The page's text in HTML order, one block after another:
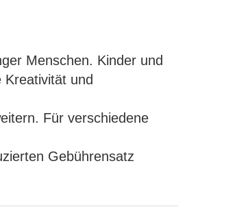
Menschen. Kinder und
und
Für verschiedene
Gebührensatz